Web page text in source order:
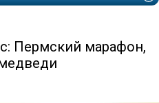
Пермский марафон,